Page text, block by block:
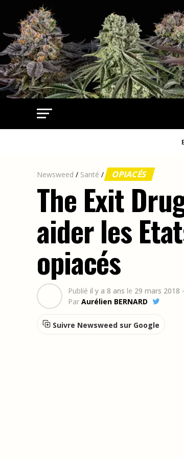
Newsweed / Santé / OPIACÉS
The Exit
aider les
opiacés
Publié il y a 8 ans le 29 mars 2018
Par Aurélien BERNARD
Suivre Newsweed sur Google